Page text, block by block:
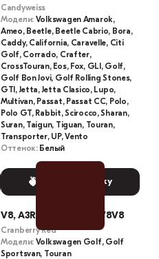
Candyweiss
Модели: Volkswagen Amarok,
Ameo, Beetle, Beetle Cabrio, Bora,
Caddy, California, Caravelle, Citi
Golf, Corrado, Crafter,
CrossTouran, Eos, Fox, GLI, Golf,
Golf Bon Jovi, Golf Rolling Stones,
GTI, Jetta, Jetta Clasico, Lupo,
Multivan, Passat, Passat CC, Polo,
Polo GT, Rabbit, Scirocco, Sharan,
Suran, Taigun, Tiguan, Touran,
Transporter, UP, Vento
Оттенок: Белый
Выбрать краску
V8, A3R, LA3R, L-A3R, V8V8
Cranberry Red
Модели: Volkswagen Golf, Golf
Sportsvan, Touran